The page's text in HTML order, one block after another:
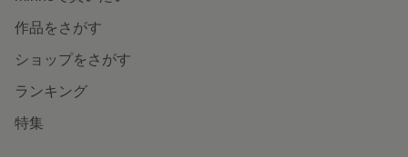
作品をさがす
ショップをさがす
ランキング
特集